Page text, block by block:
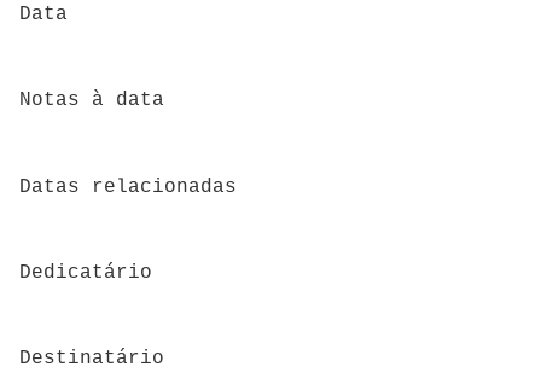
Data
Notas à data
Datas relacionadas
Dedicatário
Destinatário